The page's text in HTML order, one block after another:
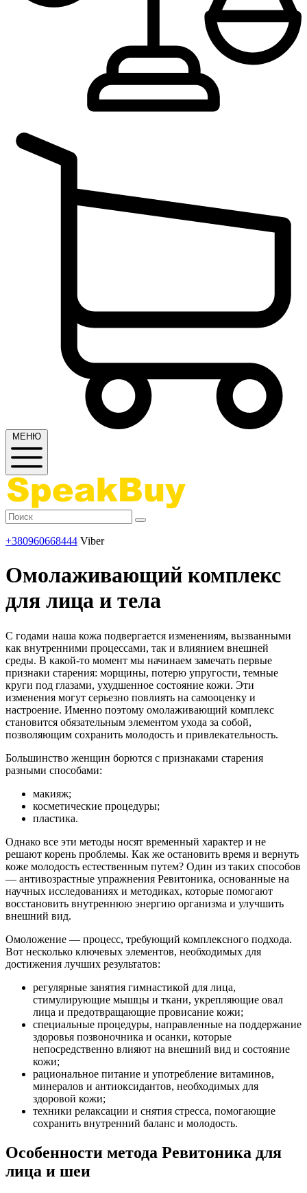
МЕНЮ
+380960668444 Viber
Омолаживающий комплекс
для лица и тела
С годами наша кожа подвергается изменениям, вызванными
как внутренними процессами, так и влиянием внешней
среды. В какой-то момент мы начинаем замечать первые
признаки старения: морщины, потерю упругости, темные
круги под глазами, ухудшенное состояние кожи. Эти
изменения могут серьезно повлиять на самооценку и
настроение. Именно поэтому омолаживающий комплекс
становится обязательным элементом ухода за собой,
позволяющим сохранить молодость и привлекательность.
Большинство женщин борются с признаками старения
разными способами:
макияж;
косметические процедуры;
пластика.
Однако все эти методы носят временный характер и не
решают корень проблемы. Как же остановить время и вернуть
коже молодость естественным путем? Один из таких способов
— антивозрастные упражнения Ревитоника, основанные на
научных исследованиях и методиках, которые помогают
восстановить внутреннюю энергию организма и улучшить
внешний вид.
Омоложение — процесс, требующий комплексного подхода.
Вот несколько ключевых элементов, необходимых для
достижения лучших результатов:
регулярные занятия гимнастикой для лица,
стимулирующие мышцы и ткани, укрепляющие овал
лица и предотвращающие провисание кожи;
специальные процедуры, направленные на поддержание
здоровья позвоночника и осанки, которые
непосредственно влияют на внешний вид и состояние
кожи;
рациональное питание и употребление витаминов,
минералов и антиоксидантов, необходимых для
здоровой кожи;
техники релаксации и снятия стресса, помогающие
сохранить внутренний баланс и молодость.
Особенности метода Ревитоника для
лица и шеи